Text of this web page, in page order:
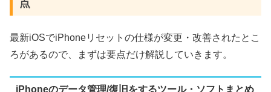
点
最新iOSでiPhoneリセットの仕様が変更・改善されたとこ
ろがあるので、まずは要点だけ解説していきます。
iPhoneのデータ管理/復旧をするツール・ソフトまとめ